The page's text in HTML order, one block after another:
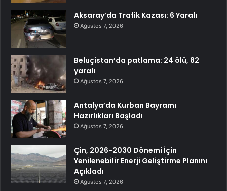
Aksaray’da Trafik Kazası: 6 Yaralı
Ağustos 7, 2026
Beluçistan’da patlama: 24 ölü, 82
yaralı
Ağustos 7, 2026
Antalya’da Kurban Bayramı
Hazırlıkları Başladı
Ağustos 7, 2026
Çin, 2026-2030 Dönemi İçin
Yenilenebilir Enerji Geliştirme Planını
Açıkladı
Ağustos 7, 2026